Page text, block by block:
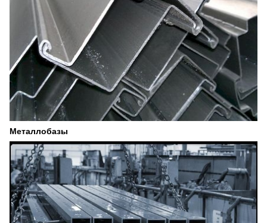
Металлобазы